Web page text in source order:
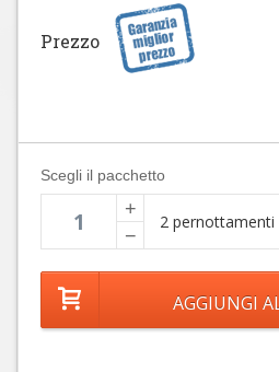
Prezzo
Scegli il pacchetto
+
−